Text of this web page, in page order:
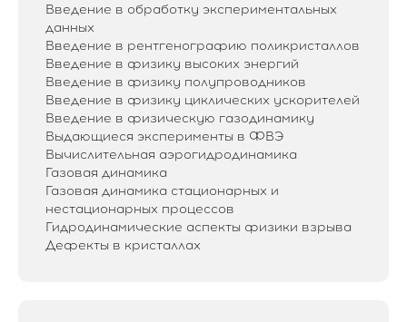
Введение в обработку экспериментальных
данных
Введение в рентгенографию поликристаллов
Введение в физику высоких энергий
Введение в физику полупроводников
Введение в физику циклических ускорителей
Введение в физическую газодинамику
Выдающиеся эксперименты в ФВЭ
Вычислительная аэрогидродинамика
Газовая динамика
Газовая динамика стационарных и
нестационарных процессов
Гидродинамические аспекты физики взрыва
Дефекты в кристаллах